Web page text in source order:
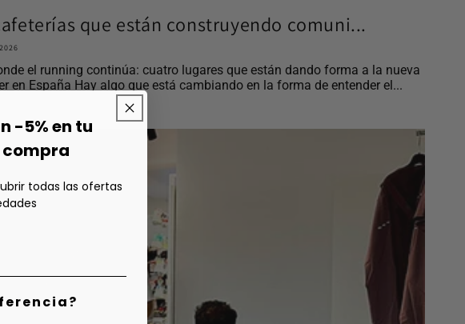
que están construyendo comuni...
el running continúa: cuatro lugares que están dando forma a la nueva
en España Hay algo que está cambiando en la forma de entender el...
-5% en tu
todas las ofertas